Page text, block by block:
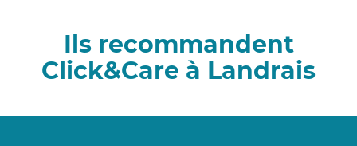
Ils recommandent
Click&Care à Landrais